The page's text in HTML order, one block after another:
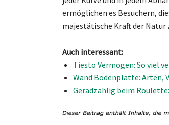
ermöglichen es Besuchern,
majestätische Kraft der Natur
Auch interessant:
Tiësto Vermögen: So viel
Wand Bodenplatte: Arten,
Geradzahlig beim